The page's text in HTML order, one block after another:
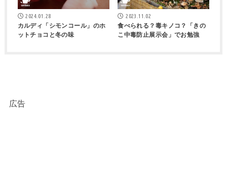
2024.01.28
カルディ「シモンコール」のホ
ットチョコと冬の味
2023.11.02
食べられる？毒キノコ？「きの
こ中毒防止展示会」でお勉強
広告